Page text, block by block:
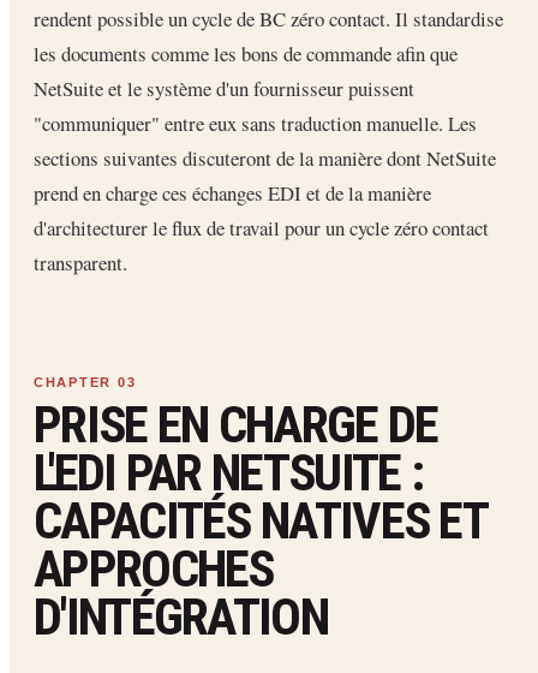
rendent possible un cycle de BC zéro contact. Il standardise
les documents comme les bons de commande afin que
NetSuite et le système d'un fournisseur puissent
"communiquer" entre eux sans traduction manuelle. Les
sections suivantes discuteront de la manière dont NetSuite
prend en charge ces échanges EDI et de la manière
d'architecturer le flux de travail pour un cycle zéro contact
transparent.
PRISE EN CHARGE DE
L'EDI PAR NETSUITE :
CAPACITÉS NATIVES ET
APPROCHES
D'INTÉGRATION